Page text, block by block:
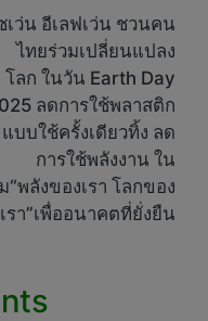
เว่น อีเลฟเว่น ชวนคน
ไทยร่วมเปลี่ยนแปลง
โลก ในวัน Earth Day
ลดการใช้พลาสติก
แบบใช้ครั้งเดียวทิ้ง ลด
การใช้พลังงาน ใน
“พลังของเรา โลกของ
เรา”เพื่ออนาคตที่ยั่งยืน